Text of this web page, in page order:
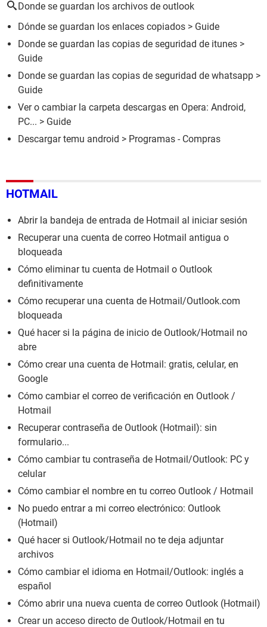
Donde se guardan los archivos de outlook
Dónde se guardan los enlaces copiados > Guide
Donde se guardan las copias de seguridad de itunes >
Guide
Donde se guardan las copias de seguridad de whatsapp >
Guide
Ver o cambiar la carpeta descargas en Opera: Android,
PC... > Guide
Descargar temu android > Programas - Compras
HOTMAIL
Abrir la bandeja de entrada de Hotmail al iniciar sesión
Recuperar una cuenta de correo Hotmail antigua o
bloqueada
Cómo eliminar tu cuenta de Hotmail o Outlook
definitivamente
Cómo recuperar una cuenta de Hotmail/Outlook.com
bloqueada
Qué hacer si la página de inicio de Outlook/Hotmail no
abre
Cómo crear una cuenta de Hotmail: gratis, celular, en
Google
Cómo cambiar el correo de verificación en Outlook /
Hotmail
Recuperar contraseña de Outlook (Hotmail): sin
formulario...
Cómo cambiar tu contraseña de Hotmail/Outlook: PC y
celular
Cómo cambiar el nombre en tu correo Outlook / Hotmail
No puedo entrar a mi correo electrónico: Outlook
(Hotmail)
Qué hacer si Outlook/Hotmail no te deja adjuntar
archivos
Cómo cambiar el idioma en Hotmail/Outlook: inglés a
español
Cómo abrir una nueva cuenta de correo Outlook (Hotmail)
Crear un acceso directo de Outlook/Hotmail en tu